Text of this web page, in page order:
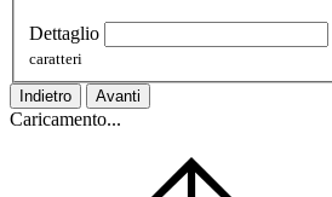
Dettaglio
caratteri
Indietro Avanti
Caricamento...